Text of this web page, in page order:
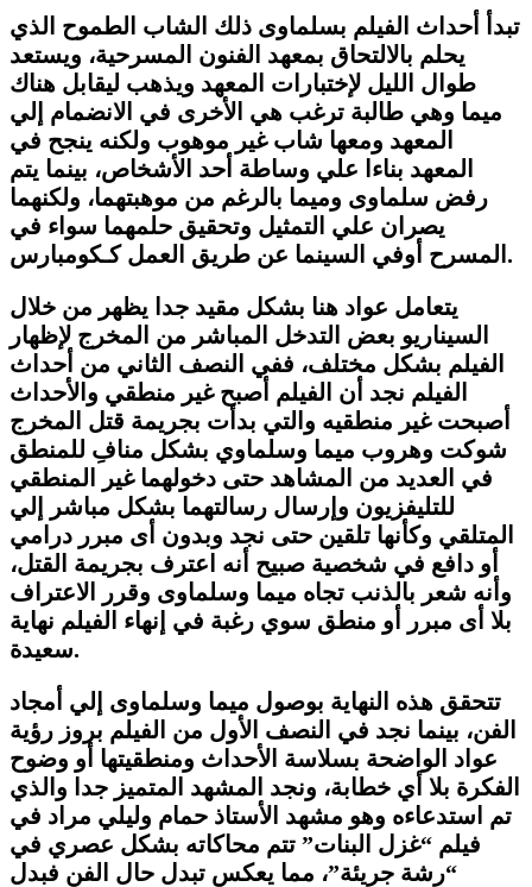
تبدأ أحداث الفيلم بسلماوى ذلك الشاب الطموح الذي
يحلم بالالتحاق بمعهد الفنون المسرحية، ويستعد
طوال الليل لإختبارات المعهد ويذهب ليقابل هناك
ميما وهي طالبة ترغب هي الأخرى في الانضمام إلي
المعهد ومعها شاب غير موهوب ولكنه ينجح في
المعهد بناءا علي وساطة أحد الأشخاص، بينما يتم
رفض سلماوى وميما بالرغم من موهبتهما، ولكنهما
يصران علي التمثيل وتحقيق حلمهما سواء في
المسرح أوفي السينما عن طريق العمل كـكومبارس.
يتعامل عواد هنا بشكل مقيد جدا يظهر من خلال
السيناريو بعض التدخل المباشر من المخرج لإظهار
الفيلم بشكل مختلف، ففي النصف الثاني من أحداث
الفيلم نجد أن الفيلم أصبح غير منطقي والأحداث
أصبحت غير منطقيه والتي بدأت بجريمة قتل المخرج
شوكت وهروب ميما وسلماوي بشكل منافِ للمنطق
في العديد من المشاهد حتى دخولهما غير المنطقي
للتليفزيون وإرسال رسالتهما بشكل مباشر إلي
المتلقي وكأنها تلقين حتى نجد وبدون أى مبرر درامي
أو دافع في شخصية صبيح أنه اعترف بجريمة القتل،
وأنه شعر بالذنب تجاه ميما وسلماوى وقرر الاعتراف
بلا أى مبرر أو منطق سوي رغبة في إنهاء الفيلم نهاية
سعيدة.
تتحقق هذه النهاية بوصول ميما وسلماوى إلي أمجاد
الفن، بينما نجد في النصف الأول من الفيلم بروز رؤية
عواد الواضحة بسلاسة الأحداث ومنطقيتها أو وضوح
الفكرة بلا أي خطابة، ونجد المشهد المتميز جدا والذي
تم استدعاءه وهو مشهد الأستاذ حمام وليلي مراد في
فيلم “غزل البنات” تتم محاكاته بشكل عصري في
“رشة جريئة”، مما يعكس تبدل حال الفن فبدل